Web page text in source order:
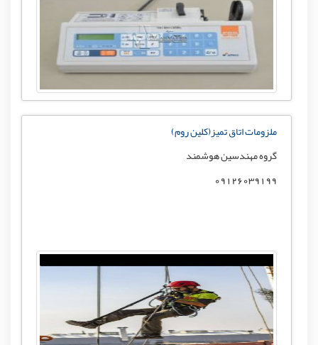
ملزومات اتاق تمیز(کلین روم)
گروه مهندسین هوشمند
09126039199